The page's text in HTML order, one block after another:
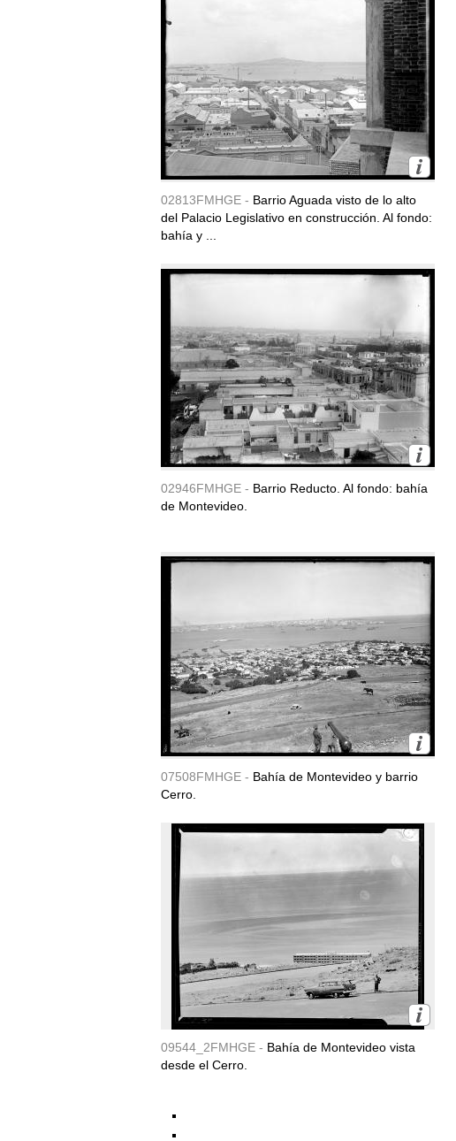
02813FMHGE - Barrio Aguada visto de lo alto
del Palacio Legislativo en construcción. Al fondo:
bahía y ...
02946FMHGE - Barrio Reducto. Al fondo: bahía
de Montevideo.
07508FMHGE - Bahía de Montevideo y barrio
Cerro.
09544_2FMHGE - Bahía de Montevideo vista
desde el Cerro.